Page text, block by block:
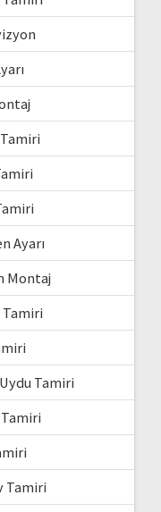
Ayarı
Montaj
Tamiri
Tamiri
Tamiri